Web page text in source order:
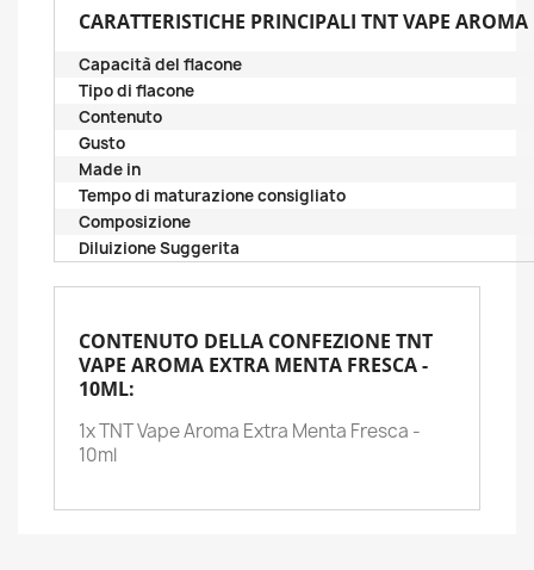
CARATTERISTICHE PRINCIPALI TNT VAPE
Capacità del flacone
Tipo di flacone
Contenuto
Gusto
Made in
Tempo di maturazione consigliato
Composizione
Diluizione Suggerita
CONTENUTO DELLA CONFEZIONE TNT
VAPE AROMA EXTRA MENTA FRESCA -
10ML:
1x TNT Vape Aroma Extra Menta Fresca -
10ml